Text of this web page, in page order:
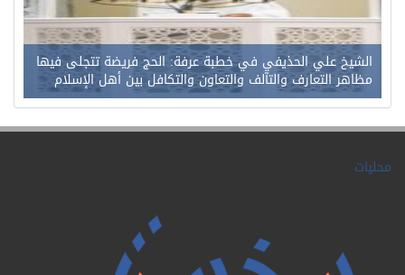
الشيخ علي الحذيفي في خطبة عرفة: الحج فريضة تتجلى فيها
مظاهر التعارف والتآلف والتعاون والتكافل بين أهل الإسلام
محليات